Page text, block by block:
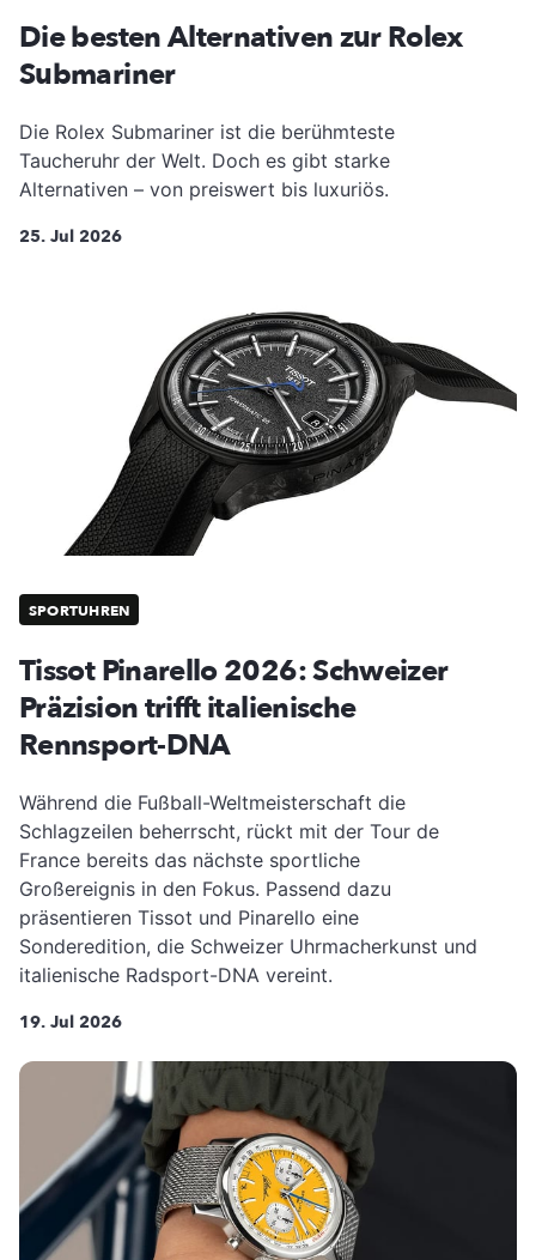
Die besten Alternativen zur Rolex
Submariner
Die Rolex Submariner ist die berühmteste
Taucheruhr der Welt. Doch es gibt starke
Alternativen – von preiswert bis luxuriös.
25. Jul 2026
SPORTUHREN
Tissot Pinarello 2026: Schweizer
Präzision trifft italienische
Rennsport-DNA
Während die Fußball-Weltmeisterschaft die
Schlagzeilen beherrscht, rückt mit der Tour de
France bereits das nächste sportliche
Großereignis in den Fokus. Passend dazu
präsentieren Tissot und Pinarello eine
Sonderedition, die Schweizer Uhrmacherkunst und
italienische Radsport-DNA vereint.
19. Jul 2026